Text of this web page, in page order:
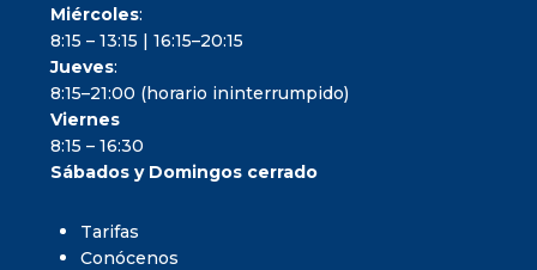
Miércoles:
8:15 – 13:15 | 16:15–20:15
Jueves:
8:15–21:00 (horario ininterrumpido)
Viernes
8:15 – 16:30
Sábados y Domingos cerrado
Tarifas
Conócenos